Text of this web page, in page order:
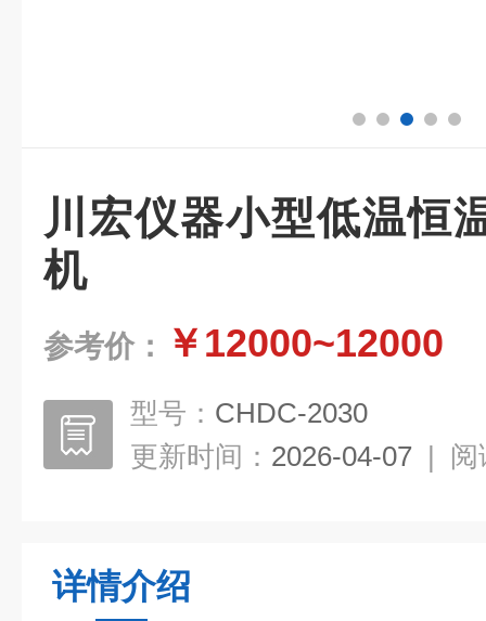
川宏仪器小型低温恒
机
参考价： ￥12000~12000
型号： CHDC-2030
更新时间： 2026-04-07 | 阅
详情介绍